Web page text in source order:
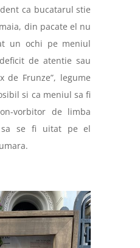
ca bucatarul stie
din pacate el nu
un ochi pe meniul
de atentie sau
de Frunze”, legume
si ca meniul sa fi
vorbitor de limba
sa se fi uitat pe el